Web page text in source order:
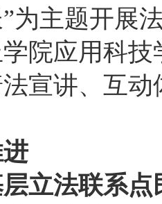
为主题开展
院应用科
宣讲、互
立法联系点